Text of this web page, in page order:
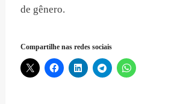
de gênero.
Compartilhe nas redes sociais